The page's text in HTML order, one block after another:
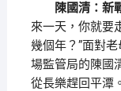
陳國清：新戰
來一天，你就要
幾個年？”面對
場監管局的陳國
從長樂趕回平